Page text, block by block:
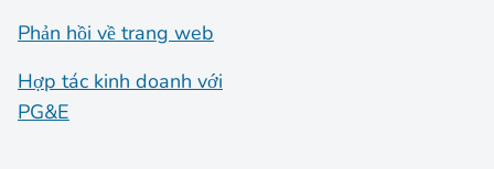
Phản hồi về trang web
Hợp tác kinh doanh với
PG&E